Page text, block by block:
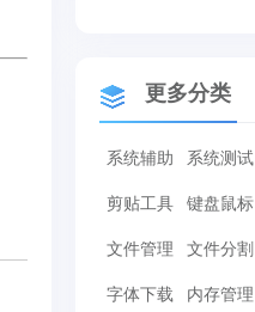
更多分类
系统辅助 系统测试
剪贴工具 键盘鼠标
文件管理 文件分割
字体下载 内存管理